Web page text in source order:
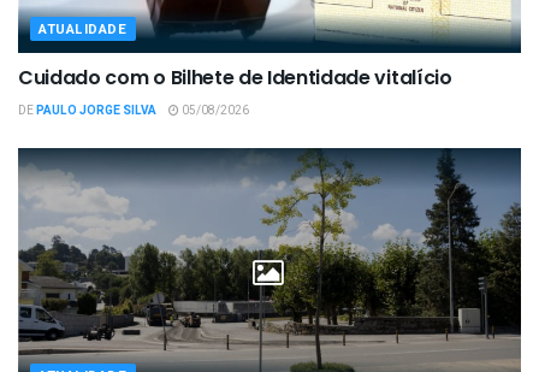
ATUALIDADE
Cuidado com o Bilhete de Identidade vitalício
DEPAULO JORGE SILVA 05/08/2026